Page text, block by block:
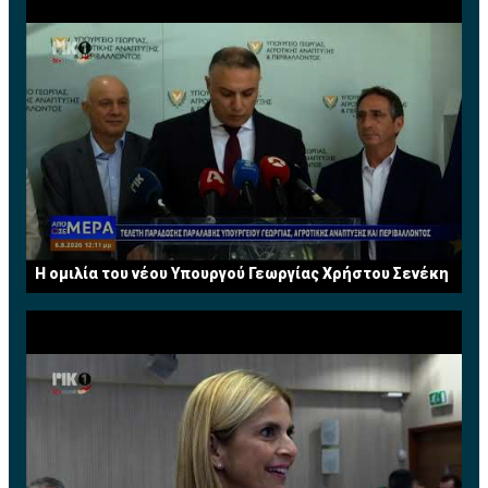
δυο ματς (32 τρίποντα και 24 τρίποντα)
Ο Παναθηναϊκός υπερτερεί στην ευστοχία από μακριά
και κάνει λιγότερα λάθη και περισσότερα κλεψίματα.
Οι αριθμοί του: μ.ο78.5π με 51.3%δ, 31.9%τρ, 66.6%β,
22ρ, 16.5ασ, 8κλ, 11λ και 2 κοψ.
Στον Ολυμπιακό οι πρωταγωνιστές δεν...
εκδηλώθηκαν πλήρως. Είπαμε, ο Σλούκας δεν
αγωνίστηκε στο δεύτερο ματς, ο Βεζένκοβ έφυγε
τραυματίας και οΓουόκαπαποβλήθηκε. Παρότι,
πάντως, έφυγε νωρίς-νωρίς στο Game 2, ο Αμερικανός
έχει προλάβει να κάνει ένα σπουδαίο ματς και είναι
πρώτος σκόρερ του Ολυμπιακού με 13.5π (και 4.5ασ)
απόδειξη ότι έχει προσαρμοστεί στην άμυνα του
Παναθηναϊκού που τον... προκαλεί να σουτάρει.
Συγκριτικά πάντως ο παίκτης που δημιουργεί τα
περισσότερα προβλήματα στον Παναθηναϊκό
Μουσταφά Φαλ
με μέσο όρο 11π, 6.5ρ και
εκείνη τη στιγμή. Αλλά φαίνεται ότι θα τον δούμε πίσω
στους Λέικερς του χρόνου», πρόσθεσε.
Πηγή: sport-fm.gr
Η ομιλία του νέου Υπουργού Γεωργίας Χρήστου Σενέκη